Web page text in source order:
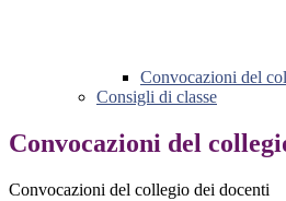
Convocazioni del
Consigli di classe
Convocazioni del
Convocazioni del collegio dei docenti